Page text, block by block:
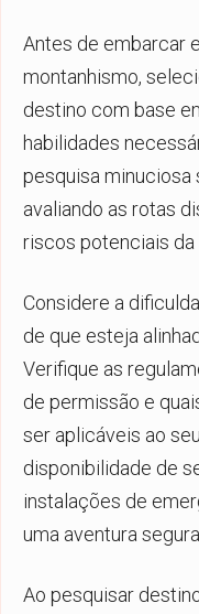
Antes de embarcar
montanhismo,
destino com base
habilidades
pesquisa
avaliando as rotas
riscos potenciais da
Considere a
de que esteja
Verifique as
de permissão e
ser aplicáveis ao
disponibilidade de
instalações de
uma aventura segura.
Ao pesquisar